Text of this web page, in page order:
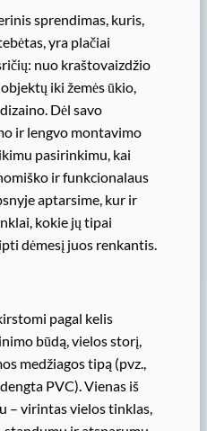
sprendimas, kuris,
yra plačiai
nuo kraštovaizdžio
iki žemės ūkio,
Dėl savo
ir lengvo montavimo
pasirinkimu, kai
ir funkcionalaus
aptarsime, kur ir
kokie jų tipai
dėmesį juos renkantis.
pagal kelis
būdą, vielos storį,
medžiagos tipą (pvz.,
PVC). Vienas iš
– virintas vielos tinklas,